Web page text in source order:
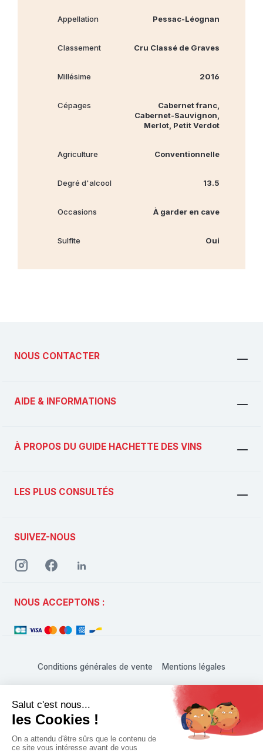
Appellation Pessac-Léognan
Classement Cru Classé de Graves
Millésime 2016
Cépages
Cabernet franc,
Cabernet‐Sauvignon,
Merlot, Petit Verdot
Agriculture Conventionnelle
Degré d'alcool 13.5
Occasions À garder en cave
Sulfite Oui
NOUS CONTACTER
AIDE & INFORMATIONS
À PROPOS DU GUIDE HACHETTE DES VINS
LES PLUS CONSULTÉS
SUIVEZ-NOUS
NOUS ACCEPTONS :
Conditions générales de vente Mentions légales